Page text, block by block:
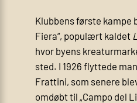
Klubbens første kampe
Fiera“, populært kaldet
hvor byens
sted. I 1926 flyttede
Frattini, som senere
omdøbt til „Campo del